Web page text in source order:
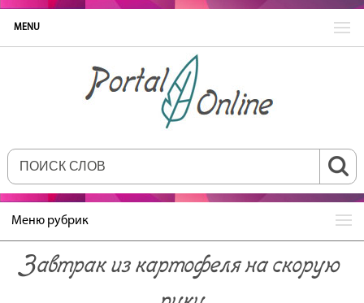
MENU
Меню рубрик
Завтрак из картофеля на скорую